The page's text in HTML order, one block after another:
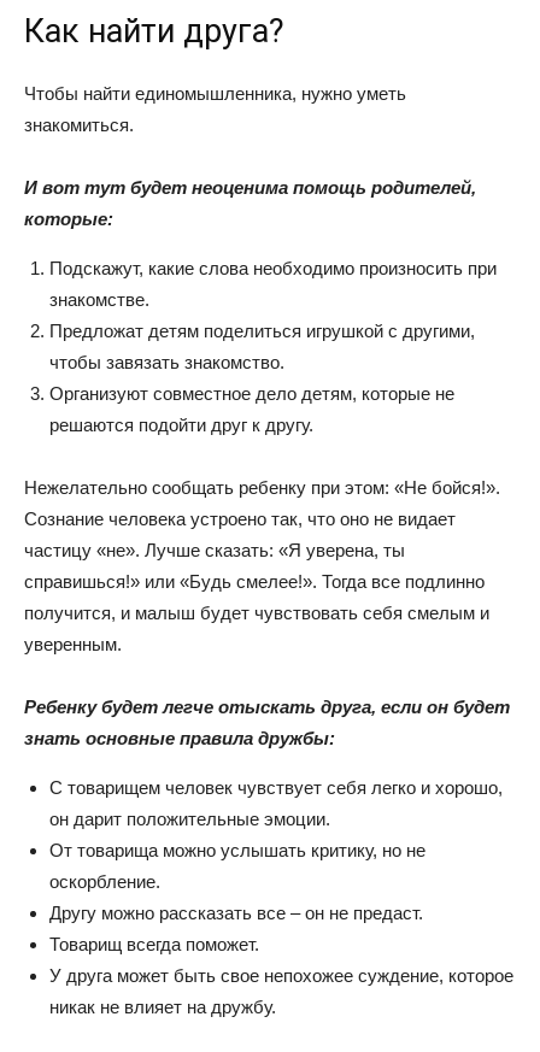
Как найти друга?
Чтобы найти единомышленника, нужно уметь
знакомиться.
И вот тут будет неоценима помощь родителей,
которые:
Подскажут, какие слова необходимо произносить при
знакомстве.
Предложат детям поделиться игрушкой с другими,
чтобы завязать знакомство.
Организуют совместное дело детям, которые не
решаются подойти друг к другу.
Нежелательно сообщать ребенку при этом: «Не бойся!».
Сознание человека устроено так, что оно не видает
частицу «не». Лучше сказать: «Я уверена, ты
справишься!» или «Будь смелее!». Тогда все подлинно
получится, и малыш будет чувствовать себя смелым и
уверенным.
Ребенку будет легче отыскать друга, если он будет
знать основные правила дружбы:
С товарищем человек чувствует себя легко и хорошо,
он дарит положительные эмоции.
От товарища можно услышать критику, но не
оскорбление.
Другу можно рассказать все – он не предаст.
Товарищ всегда поможет.
У друга может быть свое непохожее суждение, которое
никак не влияет на дружбу.